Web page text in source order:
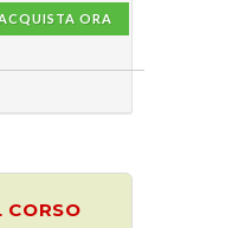
ACQUISTA ORA
CORSO